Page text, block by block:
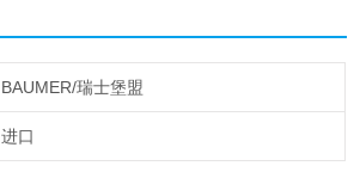
BAUMER/瑞士堡盟
进口